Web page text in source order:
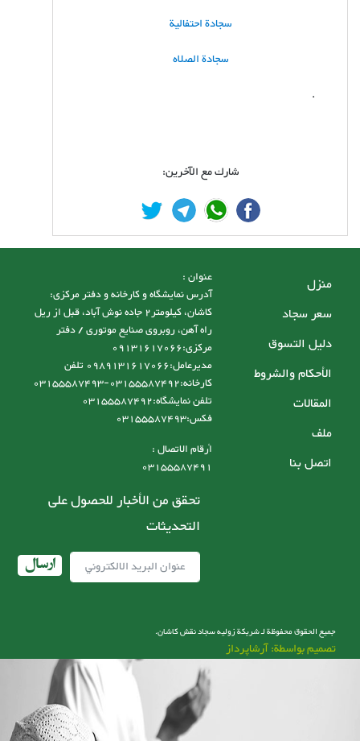
سجادة احتفالية
سجادة الصلاه
.
شارك مع الآخرين:
منزل
سعر سجاد
دليل التسوق
الأحكام والشروط
المقالات
ملف
اتصل بنا
عنوان :
آدرس نمایشگاه و کارخانه و دفتر مرکزی:
کاشان، کیلومتر2 جاده نوش آباد، قبل از ریل
راه آهن، روبروی صنایع موتوری / دفتر
مرکزی:09131617066
مدیرعامل:0989131617066 تلفن
کارخانه:03155587492-03155587493
تلفن نمایشگاه:03155587492
فکس:03155587493
أرقام الاتصال :
03155587491
تحقق من الأخبار للحصول على
التحديثات
ارسال
جميع الحقوق محفوظة لـ شریکة زولیه سجاد نقش کاشان.
تصميم بواسطة: آرشاپرداز